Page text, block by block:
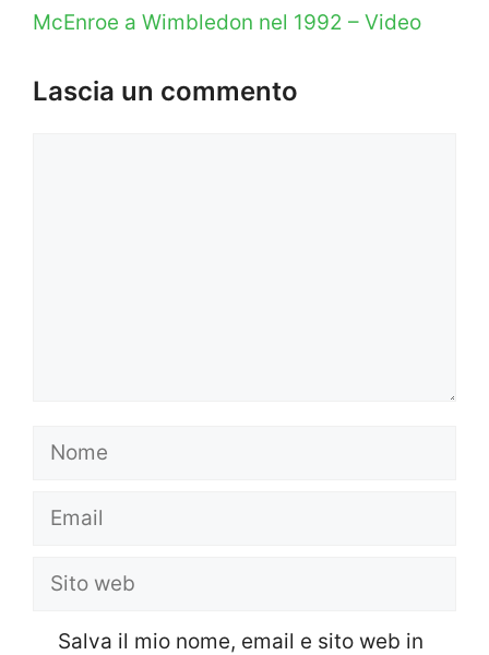
McEnroe a Wimbledon nel 1992 – Video
Lascia un commento
Nome
Email
Sito
Salva il mio nome, email e sito web in